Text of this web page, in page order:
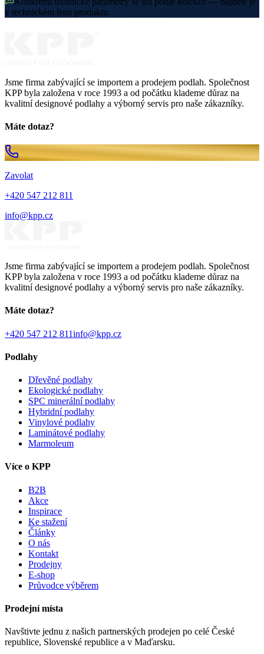
v technickém listu produktu.
Jsme firma zabývající se importem a prodejem podlah. Společnost
KPP byla založena v roce 1993 a od počátku klademe důraz na
kvalitní designové podlahy a výborný servis pro naše zákazníky.
Máte dotaz?
Zavolat
+420 547 212 811
info@kpp.cz
Jsme firma zabývající se importem a prodejem podlah. Společnost
KPP byla založena v roce 1993 a od počátku klademe důraz na
kvalitní designové podlahy a výborný servis pro naše zákazníky.
Máte dotaz?
+420 547 212 811info@kpp.cz
Podlahy
Dřevěné podlahy
Ekologické podlahy
SPC minerální podlahy
Hybridní podlahy
Vinylové podlahy
Laminátové podlahy
Marmoleum
Více o KPP
B2B
Akce
Inspirace
Ke stažení
Články
O nás
Kontakt
Prodejny
E-shop
Průvodce výběrem
Prodejní místa
Navštivte jednu z našich partnerských prodejen po celé České
republice, Slovenské republice a v Maďarsku.